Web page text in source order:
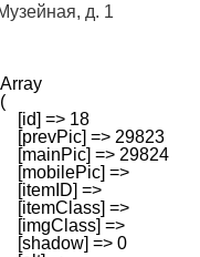
д. 1
Array
(
    [id] => 18
    [prevPic] => 29823
    [mainPic] => 29824
    [mobilePic] =>
    [itemID] =>
    [itemClass] =>
    [imgClass] =>
    [shadow] => 0